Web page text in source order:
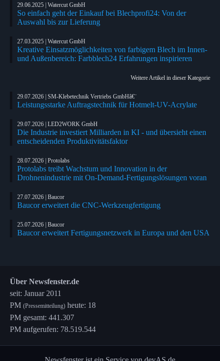
29.06.2025 | Watercut GmbH
So einfach geht der Einkauf bei Blechprofi24: Von der
Auswahl bis zur Lieferung
27.03.2025 | Watercut GmbH
Kreative Einsatzmöglichkeiten von farbigem Blech im Innen-
und Außenbereich: Farbblech24 Erfahrungen inspirieren
Weitere Artikel in dieser Kategorie
29.07.2026 | SM-Klebetechnik Vertriebs GmbHâ€¨
Leistungsstarke Auftragstechnik für Hotmelt-UV-Acrylate
29.07.2026 | LED2WORK GmbH
Die Industrie investiert Milliarden in KI - und übersieht einen
entscheidenden Produktivitätsfaktor
28.07.2026 | Protolabs
Protolabs treibt Wachstum und Innovation in der
Drohnenindustrie mit On-Demand-Fertigungslösungen voran
27.07.2026 | Baucor
Baucor erweitert die CNC-Werkzeugfertigung
25.07.2026 | Baucor
Baucor erweitert Fertigungsnetzwerk in Europa und den USA
Über Newsfenster.de
seit: Januar 2011
PM (Pressemitteilung) heute: 18
PM gesamt: 441.307
PM aufgerufen: 78.519.544